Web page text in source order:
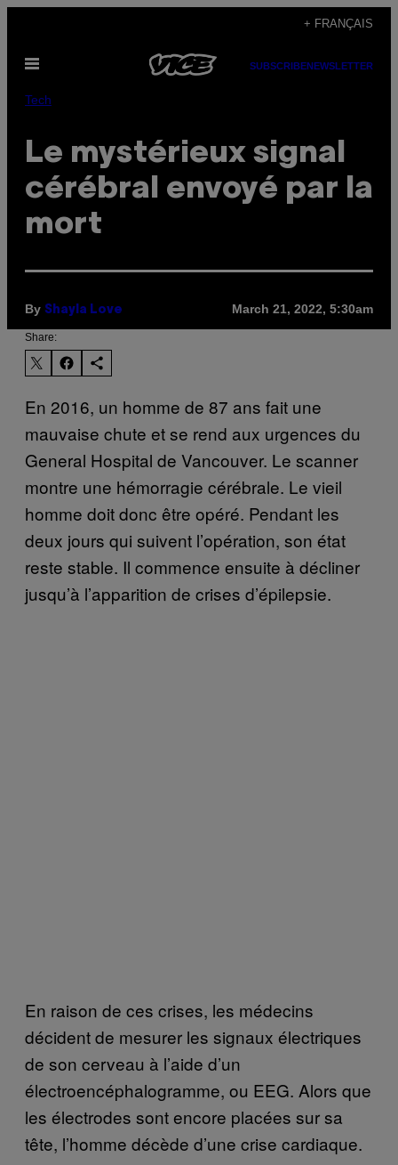
content
+ FRANÇAIS
Open
SUBSCRIBENEWSLETTER
Tech
Le mystérieux signal
cérébral envoyé par la
mort
By Shayla Love March 21, 2022, 5:30am
Share:
En 2016, un homme de 87 ans fait une
mauvaise chute et se rend aux urgences du
General Hospital de Vancouver. Le scanner
montre une hémorragie cérébrale. Le vieil
homme doit donc être opéré. Pendant les
deux jours qui suivent l’opération, son état
reste stable. Il commence ensuite à décliner
jusqu’à l’apparition de crises d’épilepsie.
En raison de ces crises, les médecins
décident de mesurer les signaux électriques
de son cerveau à l’aide d’un
électroencéphalogramme, ou EEG. Alors que
les électrodes sont encore placées sur sa
tête, l’homme décède d’une crise cardiaque.